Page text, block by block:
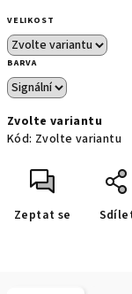
VELIKOST
BARVA
Zvolte variantu
Kód: Zvolte variantu
Zeptat se